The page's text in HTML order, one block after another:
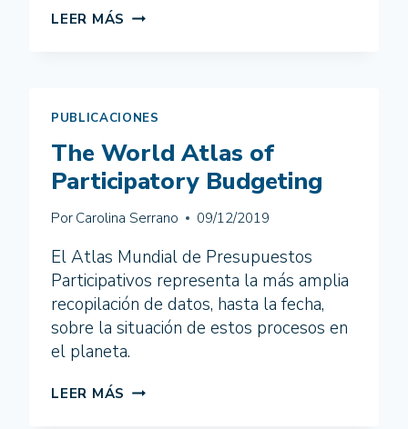
LEER MÁS COGLOBAL
DE
PROGRAMA
PARTICIPACIÓN
QUE
LA
DEMOCRACIA
PUBLICACIONES
The World Atlas of
Participatory Budgeting
Por Carolina Serrano 09/12/2019
El Atlas Mundial de Presupuestos
Participativos representa la más amplia
recopilación de datos, hasta la fecha,
sobre la situación de estos procesos en
el planeta.
LEER MÁS THE